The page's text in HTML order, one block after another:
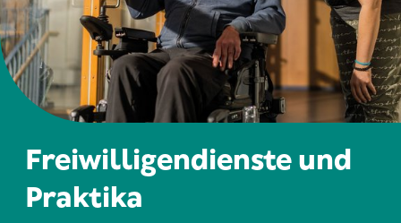
Freiwilligendienste und
Praktika